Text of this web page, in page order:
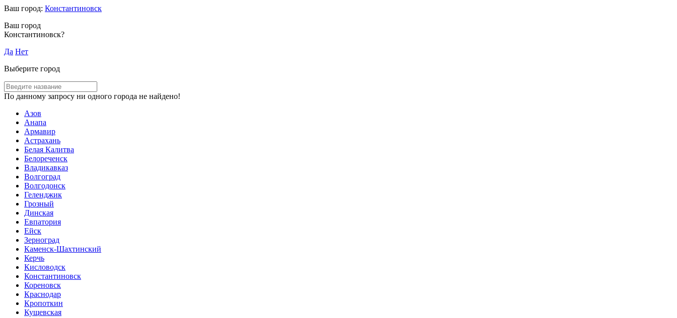
Ваш город: Константиновск
Ваш город
Константиновск?
Да Нет
Выберите город
По данному запросу ни одного города не найдено!
Азов
Анапа
Армавир
Астрахань
Белая Калитва
Белореченск
Владикавказ
Волгоград
Волгодонск
Геленджик
Грозный
Динская
Евпатория
Ейск
Зерноград
Каменск-Шахтинский
Керчь
Кисловодск
Константиновск
Кореновск
Краснодар
Кропоткин
Кущевская